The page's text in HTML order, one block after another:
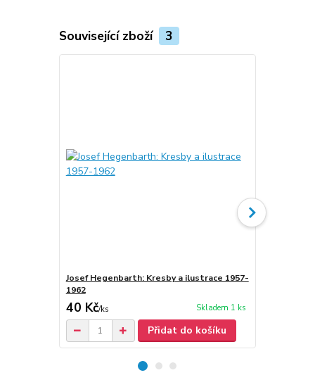
Související zboží 3
Josef Hegenbarth: Kresby a ilustrace 1957-
1962
40 Kč/ks Skladem 1 ks
Přidat do košíku